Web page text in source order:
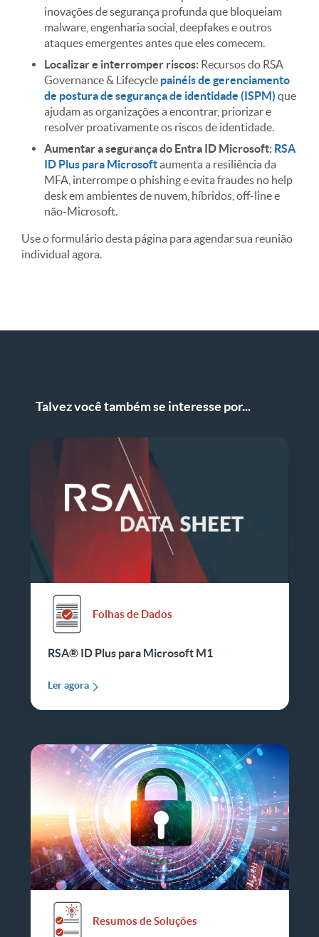
inovações de segurança profunda que bloqueiam
malware, engenharia social, deepfakes e outros
ataques emergentes antes que eles comecem.
Localizar e interromper riscos: Recursos do RSA
Governance & Lifecycle painéis de gerenciamento
de postura de segurança de identidade (ISPM) que
ajudam as organizações a encontrar, priorizar e
resolver proativamente os riscos de identidade.
Aumentar a segurança do Entra ID Microsoft: RSA
ID Plus para Microsoftaumenta a resiliência da
MFA, interrompe o phishing e evita fraudes no help
desk em ambientes de nuvem, híbridos, off-line e
não-Microsoft.
Use o formulário desta página para agendar sua reunião
individual agora.
Talvez você também se interesse por...
Folhas de Dados
RSA® ID Plus para Microsoft M1
Ler agora
Resumos de Soluções